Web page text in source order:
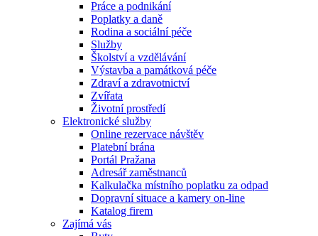
Práce a podnikání
Poplatky a daně
Rodina a sociální péče
Služby
Školství a vzdělávání
Výstavba a památková péče
Zdraví a zdravotnictví
Zvířata
Životní prostředí
Elektronické služby
Online rezervace návštěv
Platební brána
Portál Pražana
Adresář zaměstnanců
Kalkulačka místního poplatku za odpad
Dopravní situace a kamery on-line
Katalog firem
Zajímá vás